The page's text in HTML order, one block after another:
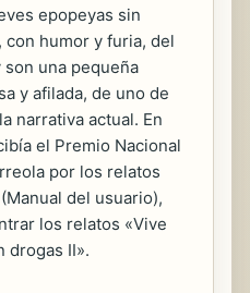
epopeyas sin
con humor y furia, del
son una pequeña
y afilada, de uno de
narrativa actual. En
el Premio Nacional
por los relatos
del usuario),
los relatos «Vive
drogas II».